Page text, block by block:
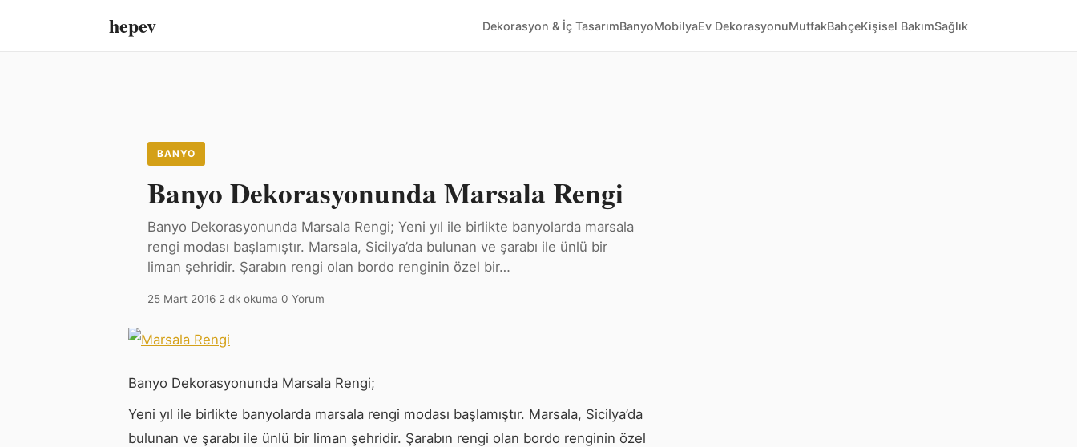
hepev Dekorasyon & İç TasarımBanyoMobilyaEv DekorasyonuMutfakBahçeKişisel BakımSağlık
BANYO
Banyo Dekorasyonunda Marsala Rengi
Banyo Dekorasyonunda Marsala Rengi; Yeni yıl ile birlikte banyolarda marsala
rengi modası başlamıştır. Marsala, Sicilya’da bulunan ve şarabı ile ünlü bir
liman şehridir. Şarabın rengi olan bordo renginin özel bir…
25 Mart 2016 2 dk okuma 0 Yorum
Banyo Dekorasyonunda Marsala Rengi;
Yeni yıl ile birlikte banyolarda marsala rengi modası başlamıştır. Marsala, Sicilya’da
bulunan ve şarabı ile ünlü bir liman şehridir. Şarabın rengi olan bordo renginin özel